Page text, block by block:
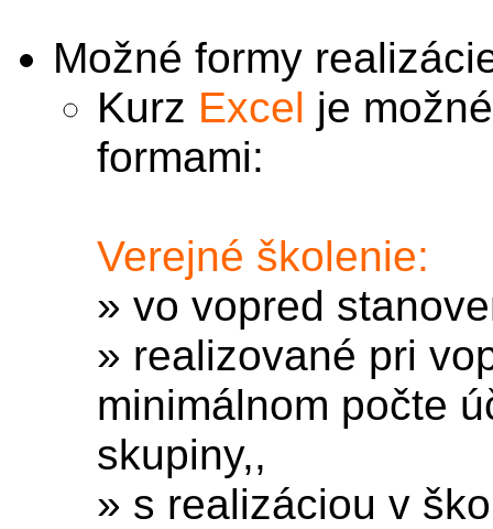
Možné formy
Kurz Excel je
formami:
Verejné školenie:
» vo vopred
» realizované pri
minimálnom počte
skupiny,,
» s realizáciou v